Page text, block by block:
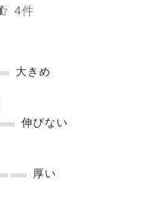
4件
大きめ
伸びない
厚い